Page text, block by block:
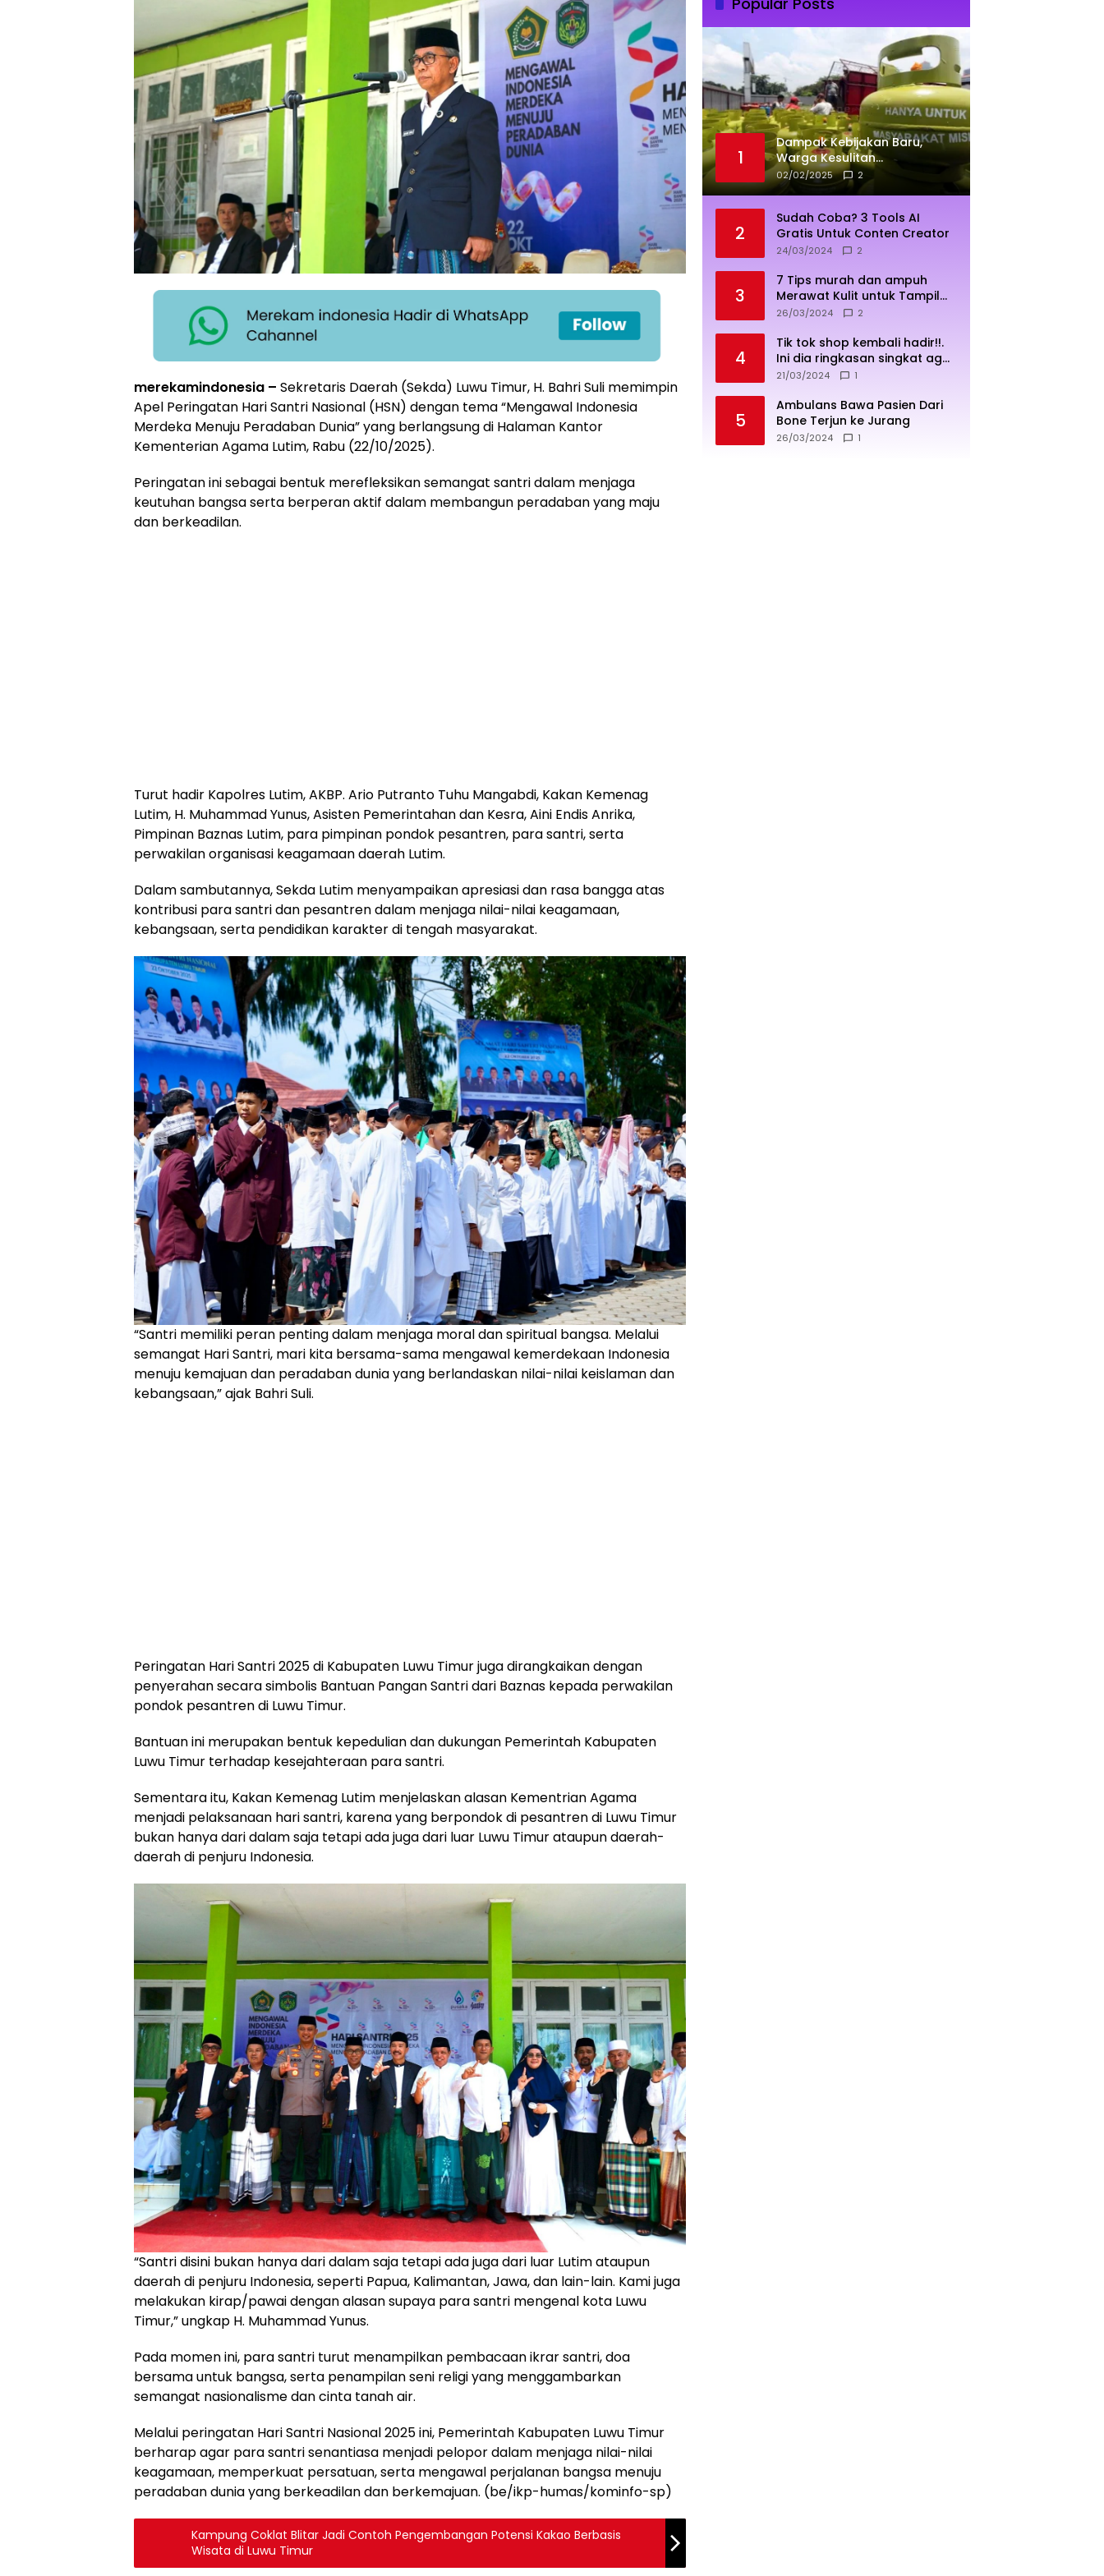
merekamindonesia – Sekretaris Daerah (Sekda) Luwu Timur, H. Bahri Suli memimpin
Apel Peringatan Hari Santri Nasional (HSN) dengan tema “Mengawal Indonesia
Merdeka Menuju Peradaban Dunia” yang berlangsung di Halaman Kantor
Kementerian Agama Lutim, Rabu (22/10/2025).
Peringatan ini sebagai bentuk merefleksikan semangat santri dalam menjaga
keutuhan bangsa serta berperan aktif dalam membangun peradaban yang maju
dan berkeadilan.
Turut hadir Kapolres Lutim, AKBP. Ario Putranto Tuhu Mangabdi, Kakan Kemenag
Lutim, H. Muhammad Yunus, Asisten Pemerintahan dan Kesra, Aini Endis Anrika,
Pimpinan Baznas Lutim, para pimpinan pondok pesantren, para santri, serta
perwakilan organisasi keagamaan daerah Lutim.
Dalam sambutannya, Sekda Lutim menyampaikan apresiasi dan rasa bangga atas
kontribusi para santri dan pesantren dalam menjaga nilai-nilai keagamaan,
kebangsaan, serta pendidikan karakter di tengah masyarakat.
“Santri memiliki peran penting dalam menjaga moral dan spiritual bangsa. Melalui
semangat Hari Santri, mari kita bersama-sama mengawal kemerdekaan Indonesia
menuju kemajuan dan peradaban dunia yang berlandaskan nilai-nilai keislaman dan
kebangsaan,” ajak Bahri Suli.
Peringatan Hari Santri 2025 di Kabupaten Luwu Timur juga dirangkaikan dengan
penyerahan secara simbolis Bantuan Pangan Santri dari Baznas kepada perwakilan
pondok pesantren di Luwu Timur.
Bantuan ini merupakan bentuk kepedulian dan dukungan Pemerintah Kabupaten
Luwu Timur terhadap kesejahteraan para santri.
Sementara itu, Kakan Kemenag Lutim menjelaskan alasan Kementrian Agama
menjadi pelaksanaan hari santri, karena yang berpondok di pesantren di Luwu Timur
bukan hanya dari dalam saja tetapi ada juga dari luar Luwu Timur ataupun daerah-
daerah di penjuru Indonesia.
“Santri disini bukan hanya dari dalam saja tetapi ada juga dari luar Lutim ataupun
daerah di penjuru Indonesia, seperti Papua, Kalimantan, Jawa, dan lain-lain. Kami juga
melakukan kirap/pawai dengan alasan supaya para santri mengenal kota Luwu
Timur,” ungkap H. Muhammad Yunus.
Pada momen ini, para santri turut menampilkan pembacaan ikrar santri, doa
bersama untuk bangsa, serta penampilan seni religi yang menggambarkan
semangat nasionalisme dan cinta tanah air.
Melalui peringatan Hari Santri Nasional 2025 ini, Pemerintah Kabupaten Luwu Timur
berharap agar para santri senantiasa menjadi pelopor dalam menjaga nilai-nilai
keagamaan, memperkuat persatuan, serta mengawal perjalanan bangsa menuju
peradaban dunia yang berkeadilan dan berkemajuan. (be/ikp-humas/kominfo-sp)
Kampung Coklat Blitar Jadi Contoh Pengembangan Potensi Kakao Berbasis
Wisata di Luwu Timur
1
Dampak Kebijakan Baru,
Warga Kesulitan
Mendapatkan Elpiji 3 Kg
02/02/2025 2
2
Sudah Coba? 3 Tools AI
Gratis Untuk Conten Creator
24/03/2024 2
3
7 Tips murah dan ampuh
Merawat Kulit untuk Tampil
Sehat dan Cerah
26/03/2024 2
4
Tik tok shop kembali hadir!!.
Ini dia ringkasan singkat agar
penjualan lebih sukses
21/03/2024 1
5
Ambulans Bawa Pasien Dari
Bone Terjun ke Jurang
26/03/2024 1